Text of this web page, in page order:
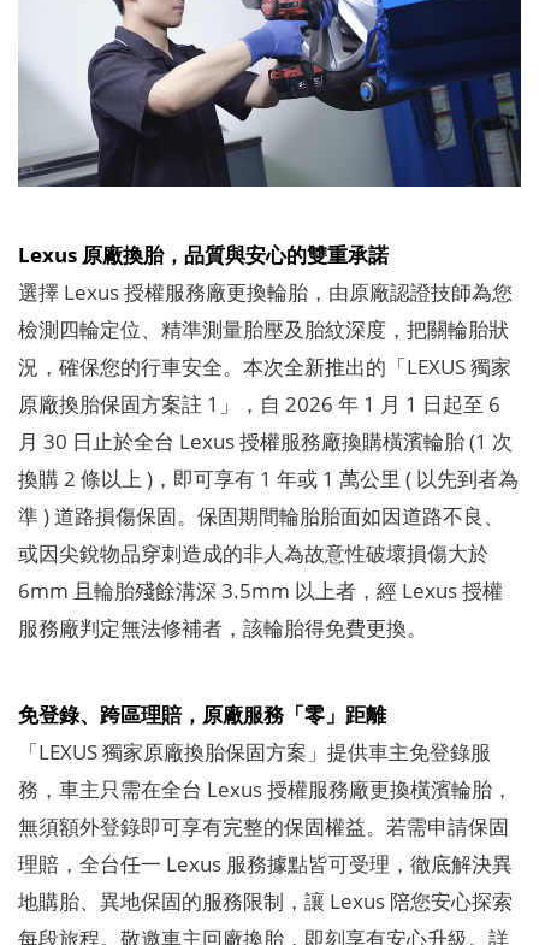
Lexus 原廠換胎，品質與安心的雙重承諾
選擇 Lexus 授權服務廠更換輪胎，由原廠認證技師為您
檢測四輪定位、精準測量胎壓及胎紋深度，把關輪胎狀
況，確保您的行車安全。本次全新推出的「LEXUS 獨家
原廠換胎保固方案註 1」，自 2026 年 1 月 1 日起至 6
月 30 日止於全台 Lexus 授權服務廠換購橫濱輪胎 (1 次
換購 2 條以上 )，即可享有 1 年或 1 萬公里 ( 以先到者為
準 ) 道路損傷保固。保固期間輪胎胎面如因道路不良、
或因尖銳物品穿刺造成的非人為故意性破壞損傷大於
6mm 且輪胎殘餘溝深 3.5mm 以上者，經 Lexus 授權
服務廠判定無法修補者，該輪胎得免費更換。
免登錄、跨區理賠，原廠服務「零」距離
「LEXUS 獨家原廠換胎保固方案」提供車主免登錄服
務，車主只需在全台 Lexus 授權服務廠更換橫濱輪胎，
無須額外登錄即可享有完整的保固權益。若需申請保固
理賠，全台任一 Lexus 服務據點皆可受理，徹底解決異
地購胎、異地保固的服務限制，讓 Lexus 陪您安心探索
每段旅程。敬邀車主回廠換胎，即刻享有安心升級。詳